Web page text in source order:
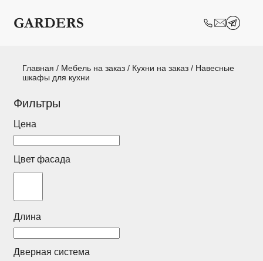
Шкафы-купе
Межкомнатные
Модульные
Стеллажи
Шкафы по
Главная / Мебель на заказ / Кухни на заказ / Навесные
шкафы для кухни
Фильтры
Цена
Цвет фасада
Длина
Дверная система